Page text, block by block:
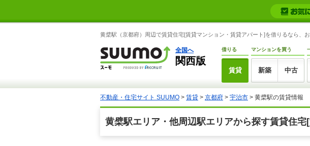
黄檗駅（京都府）周辺で賃貸住宅[賃貸マンション・賃貸アパート]を借りるなら、
全国へ
関西版
借りる
賃貸
マンションを買う
新築 中古
不動産・住宅サイト SUUMO > 賃貸 > 京都府 > 宇治市 > 黄檗駅の賃貸情報
黄檗駅エリア・他周辺駅エリアから探す賃貸住